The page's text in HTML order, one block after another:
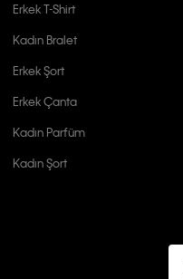
Erkek T-Shirt
Kadın Bralet
Erkek Şort
Erkek Çanta
Kadın Parfüm
Kadın Şort